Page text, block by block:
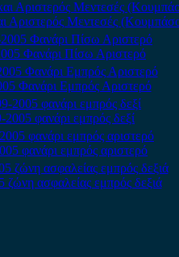
Αριστερός Μεντεσές
Φανάρι Πίσω Αριστερό
Φανάρι Εμπρός Αριστερό
φανάρι εμπρός δεξί
φανάρι εμπρός αριστερό
ασφαλείας εμπρός δεξιά